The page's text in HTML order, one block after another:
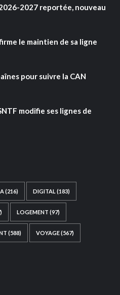
2027 reportée, nouveau
le maintien de sa ligne
pour suivre la CAN
modifie ses lignes de
(216) DIGITAL (183)
LOGEMENT (97)
(588) VOYAGE(567)